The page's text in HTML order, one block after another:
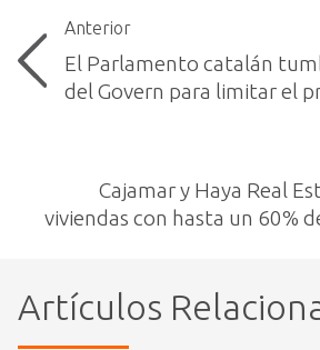
Anterior
El Parlamento catalán
del Govern para limitar el
Cajamar y Haya Real
viviendas con hasta un 60%
Artículos